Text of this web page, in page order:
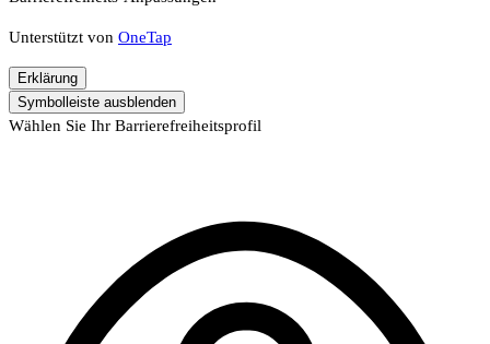
Unterstützt von OneTap
Erklärung
Symbolleiste ausblenden
Wählen Sie Ihr Barrierefreiheitsprofil